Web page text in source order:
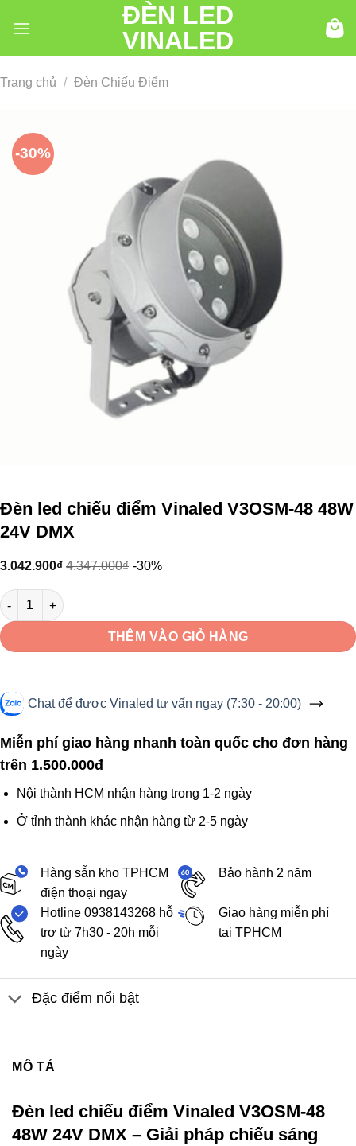
đến
ĐÈN LED
VINALED
Trang chủ / Đèn Chiếu Điểm
-30%
Đèn led chiếu điểm Vinaled V3OSM-48 48W
24V DMX
3.042.900₫ 4.347.000₫ -30%
Đèn led chiếu điểm Vinaled V3OSM-48 48W 24V DMX số lượng
THÊM VÀO GIỎ HÀNG
Chat để được Vinaled tư vấn ngay (7:30 - 20:00)
Miễn phí giao hàng nhanh toàn quốc cho đơn hàng
trên 1.500.000đ
Nội thành HCM nhận hàng trong 1-2 ngày
Ở tỉnh thành khác nhận hàng từ 2-5 ngày
Hàng sẵn kho TPHCM
điện thoại ngay
Bảo hành 2 năm
Hotline 0938143268 hỗ
trợ từ 7h30 - 20h mỗi
ngày
Giao hàng miễn phí
tại TPHCM
Đặc điểm nổi bật
MÔ TẢ
Đèn led chiếu điểm Vinaled V3OSM-48
48W 24V DMX – Giải pháp chiếu sáng